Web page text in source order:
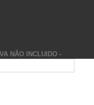
NÃO INCLUIDO -